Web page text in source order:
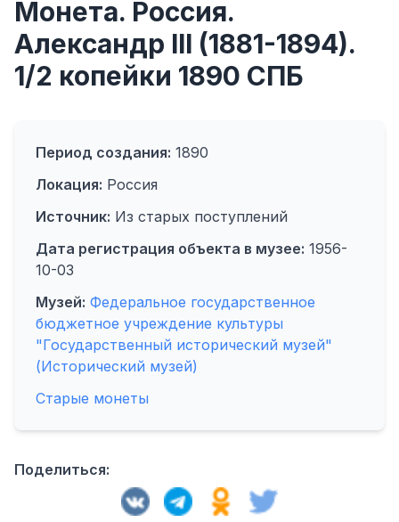
Монета. Россия.
Александр III (1881-1894).
1/2 копейки 1890 СПБ
Период создания: 1890
Локация: Россия
Источник: Из старых поступлений
Дата регистрация объекта в музее: 1956-
10-03
Музей: Федеральное государственное
бюджетное учреждение культуры
"Государственный исторический музей"
(Исторический музей)
Старые монеты
Поделиться: